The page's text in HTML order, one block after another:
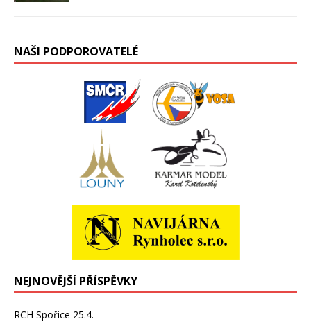
NAŠI PODPOROVATELÉ
NEJNOVĚJŠÍ PŘÍSPĚVKY
RCH Spořice 25.4.